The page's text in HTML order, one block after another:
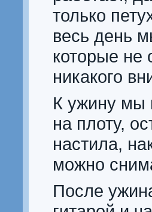
только
весь день
которые не
никакого
К ужину мы
на плоту,
настила,
можно
После